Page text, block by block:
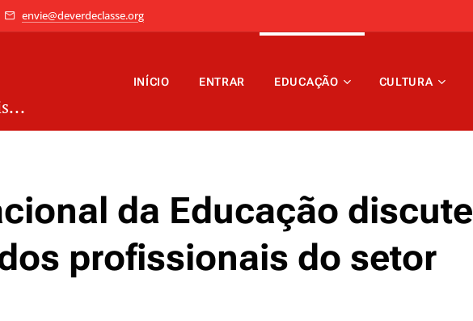
envie@deverdeclasse.org
INÍCIO ENTRAR EDUCAÇÃO CULTURA
da Educação discute
profissionais do setor